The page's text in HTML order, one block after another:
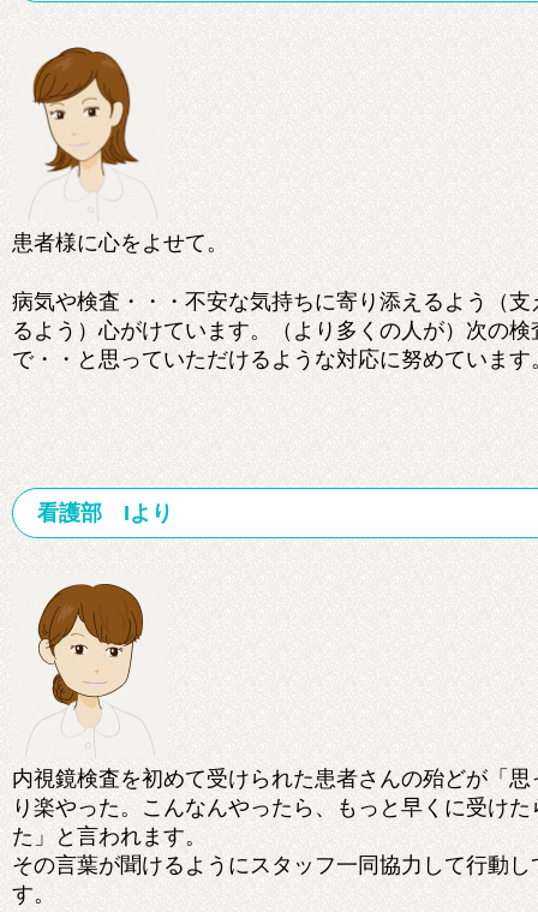
患者様に心をよせて。
病気や検査・・・不安な気持ちに寄り添えるよう（支
るよう）心がけています。（より多くの人が）次の検
で・・と思っていただけるような対応に努めています
看護部 Iより
内視鏡検査を初めて受けられた患者さんの殆どが「思
り楽やった。こんなんやったら、もっと早くに受けた
た」と言われます。
その言葉が聞けるようにスタッフ一同協力して行動し
す。